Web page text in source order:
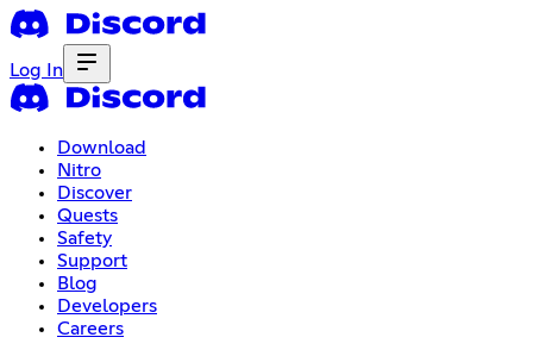
Log In
Download
Nitro
Discover
Quests
Safety
Support
Blog
Developers
Careers